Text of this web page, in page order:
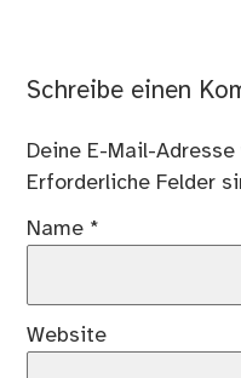
Schreibe einen
Deine E-Mail-
Erforderliche Felder
Name *
Website